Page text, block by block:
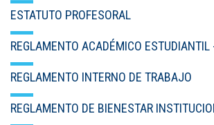
ESTATUTO PROFESORAL
REGLAMENTO ACADÉMICO ESTUDIANTIL
REGLAMENTO INTERNO DE TRABAJO
REGLAMENTO DE BIENESTAR